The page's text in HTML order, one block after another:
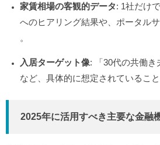
家賃相場の客観的データ: 1社だけ
へのヒアリング結果や、ポータル
。
入居ターゲット像: 「30代の共働き
など、具体的に想定されていること
2025年に活用すべき主要な金融